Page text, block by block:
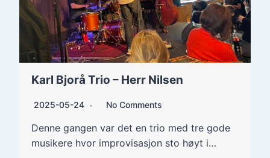
Karl Bjorå Trio – Herr Nilsen
2025-05-24 No Comments
Denne gangen var det en trio med tre gode
musikere hvor improvisasjon sto høyt i…